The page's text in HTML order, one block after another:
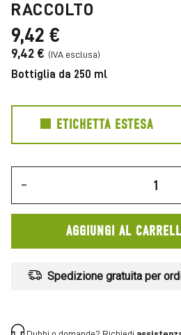
RACCOLTO
9,42 €
9,42 €
Bottiglia da 250 ml
ETICHETTA ESTESA
-
AGGIUNGI AL
Spedizione gratuita per